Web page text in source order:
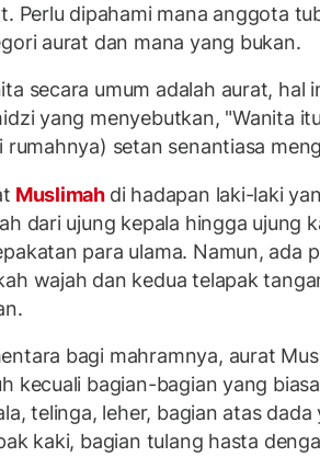
Perlu dipahami mana anggota
aurat dan mana yang bukan.
secara umum adalah aurat, hal
yang menyebutkan, "Wanita
rumahnya) setan senantiasa
Muslimah di hadapan laki-laki
dari ujung kepala hingga ujung
para ulama. Namun, ada
wajah dan kedua telapak
bagi mahramnya, aurat
kecuali bagian-bagian yang
telinga, leher, bagian atas
kaki, bagian tulang hasta